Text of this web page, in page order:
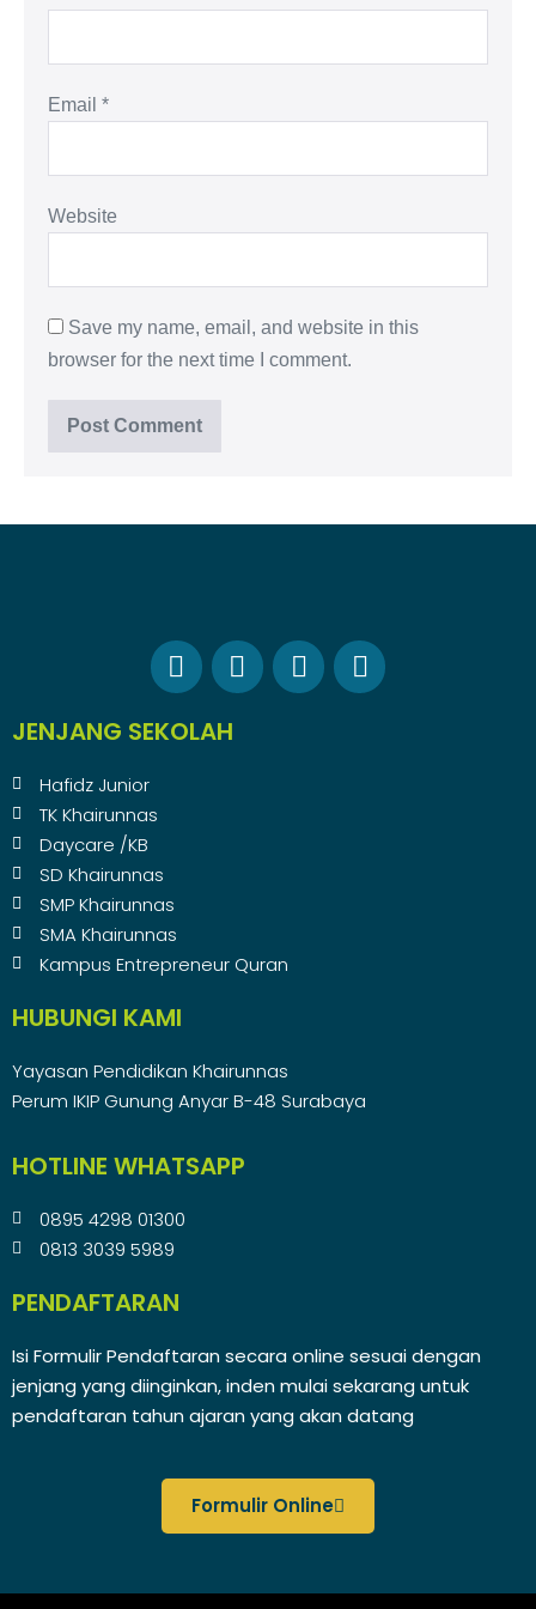
Email *
Website
Save my name, email, and website in this
browser for the next time I comment.
JENJANG SEKOLAH
Hafidz Junior
TK Khairunnas
Daycare /KB
SD Khairunnas
SMP Khairunnas
SMA Khairunnas
Kampus Entrepreneur Quran
HUBUNGI KAMI
Yayasan Pendidikan Khairunnas
Perum IKIP Gunung Anyar B-48 Surabaya
HOTLINE WHATSAPP
0895 4298 01300
0813 3039 5989
PENDAFTARAN
Isi Formulir Pendaftaran secara online sesuai dengan
jenjang yang diinginkan, inden mulai sekarang untuk
pendaftaran tahun ajaran yang akan datang
Formulir Online